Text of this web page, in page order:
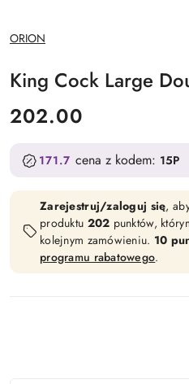
NAZWA
PRODUCENTA:
ORION
King Cock Large
cena:
202.00
171.7 cena z kodem: 15P
Zarejestruj/zaloguj się,
produktu 202 punktów,
kolejnym zamówieniu. 10
programu rabatowego.